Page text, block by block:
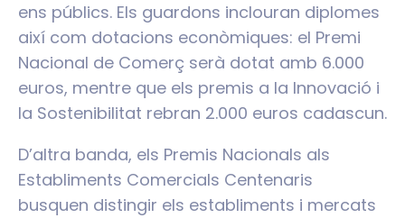
ens públics. Els guardons inclouran diplomes
així com dotacions econòmiques: el Premi
Nacional de Comerç serà dotat amb 6.000
euros, mentre que els premis a la Innovació i
la Sostenibilitat rebran 2.000 euros cadascun.
D’altra banda, els Premis Nacionals als
Establiments Comercials Centenaris
busquen distingir els establiments i mercats